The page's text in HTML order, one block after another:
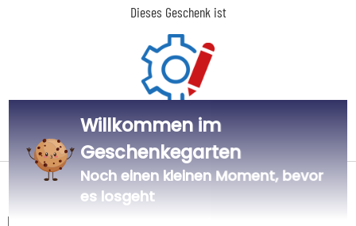
Dieses Geschenk ist
Personalisiert
Lieferdatum und Lieferpreis
Dieser Artikel wird in unserem Atelier in Toulouse personalisiert.
Willkommen im
Geschenkegarten
Noch einen kleinen Moment, bevor
es losgeht